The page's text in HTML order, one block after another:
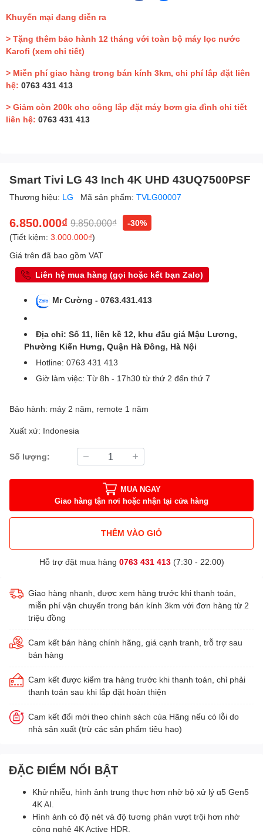
Khuyến mại đang diễn ra
> Tặng thêm bảo hành 12 tháng với toàn bộ máy lọc nước
Karofi (xem chi tiết)
> Miễn phí giao hàng trong bán kính 3km, chi phí lắp đặt liên
hệ: 0763 431 413
> Giảm còn 200k cho công lắp đặt máy bơm gia đình chi tiết
liên hệ: 0763 431 413
Smart Tivi LG 43 Inch 4K UHD 43UQ7500PSF
Thương hiệu: LG Mã sản phẩm: TVLG00007
6.850.000₫ 9.850.000₫
-30%
(Tiết kiệm: 3.000.000₫)
Giá trên đã bao gồm VAT
Liên hệ mua hàng (gọi hoặc kết bạn Zalo)
Mr Cường - 0763.431.413
Địa chỉ: Số 11, liền kề 12, khu đấu giá Mậu Lương,
Phường Kiến Hưng, Quận Hà Đông, Hà Nội
Hotline: 0763 431 413
Giờ làm việc: Từ 8h - 17h30 từ thứ 2 đến thứ 7
Bảo hành: máy 2 năm, remote 1 năm
Xuất xứ: Indonesia
Số lượng:
MUA NGAY
Giao hàng tận nơi hoặc nhận tại cửa hàng
THÊM VÀO GIỎ
Hỗ trợ đặt mua hàng 0763 431 413(7:30 - 22:00)
Giao hàng nhanh, được xem hàng trước khi thanh toán,
miễn phí vận chuyển trong bán kính 3km với đơn hàng từ 2
triệu đồng
Cam kết bán hàng chính hãng, giá cạnh tranh, trỗ trợ sau
bán hàng
Cam kết được kiểm tra hàng trước khi thanh toán, chỉ phải
thanh toán sau khi lắp đặt hoàn thiện
Cam kết đổi mới theo chính sách của Hãng nếu có lỗi do
nhà sản xuất (trừ các sản phẩm tiêu hao)
ĐẶC ĐIỂM NỔI BẬT
Khử nhiễu, hình ảnh trung thực hơn nhờ bộ xử lý α5 Gen5
4K AI.
Hình ảnh có độ nét và độ tương phản vượt trội hơn nhờ
công nghệ 4K Active HDR.